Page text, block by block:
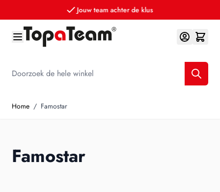
Jouw team achter de klus
Ga naar de inhoud
Doorzoek de hele winkel
Home / Famostar
Famostar